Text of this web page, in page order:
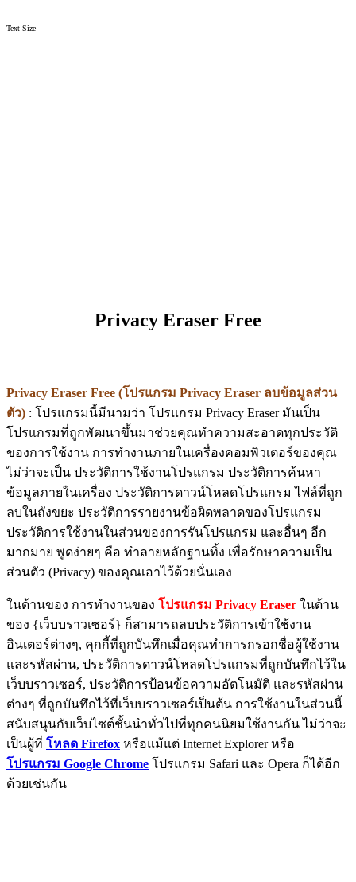
Text Size
Privacy Eraser Free
Privacy Eraser Free (โปรแกรม Privacy Eraser ลบข้อมูลส่วน
ตัว) : โปรแกรมนี้มีนามว่า โปรแกรม Privacy Eraser มันเป็น
โปรแกรมที่ถูกพัฒนาขึ้นมาช่วยคุณทำความสะอาดทุกประวัติ
ของการใช้งาน การทำงานภายในเครื่องคอมพิวเตอร์ของคุณ
ไม่ว่าจะเป็น ประวัติการใช้งานโปรแกรม ประวัติการค้นหา
ข้อมูลภายในเครื่อง ประวัติการดาวน์โหลดโปรแกรม ไฟล์ที่ถูก
ลบในถังขยะ ประวัติการรายงานข้อผิดพลาดของโปรแกรม
ประวัติการใช้งานในส่วนของการรันโปรแกรม และอื่นๆ อีก
มากมาย พูดง่ายๆ คือ ทำลายหลักฐานทิ้ง เพื่อรักษาความเป็น
ส่วนตัว (Privacy) ของคุณเอาไว้ด้วยนั่นเอง
ในด้านของ การทำงานของ โปรแกรม Privacy Eraser ในด้าน
ของ {เว็บบราวเซอร์} ก็สามารถลบประวัติการเข้าใช้งาน
อินเตอร์ต่างๆ, คุกกี้ที่ถูกบันทึกเมื่อคุณทำการกรอกชื่อผู้ใช้งาน
และรหัสผ่าน, ประวัติการดาวน์โหลดโปรแกรมที่ถูกบันทึกไว้ใน
เว็บบราวเซอร์, ประวัติการป้อนข้อความอัตโนมัติ และรหัสผ่าน
ต่างๆ ที่ถูกบันทึกไว้ที่เว็บบราวเซอร์เป็นต้น การใช้งานในส่วนนี้
สนับสนุนกับเว็บไซต์ชั้นนำทั่วไปที่ทุกคนนิยมใช้งานกัน ไม่ว่าจะ
เป็นผู้ที่ โหลด Firefox หรือแม้แต่ Internet Explorer หรือ
โปรแกรม Google Chrome โปรแกรม Safari และ Opera ก็ได้อีก
ด้วยเช่นกัน